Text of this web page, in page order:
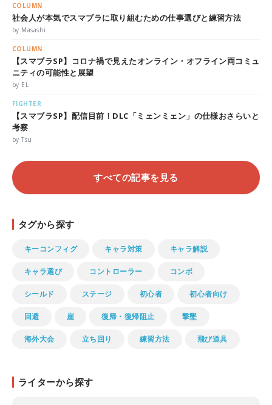
COLUMN
社会人が本気でスマブラに取り組むための仕事選びと練習方法
by Masashi
COLUMN
【スマブラSP】コロナ禍で見えたオンライン・オフライン両コミュ
ニティの可能性と展望
by EL
FIGHTER
【スマブラSP】配信目前！DLC「ミェンミェン」の仕様おさらいと
考察
by Tsu
すべての記事を見る
タグから探す
キーコンフィグ キャラ対策 キャラ解説
キャラ選び コントローラー コンボ
シールド ステージ 初心者 初心者向け
回避 崖 復帰・復帰阻止 撃墜
海外大会 立ち回り 練習方法 飛び道具
ライターから探す